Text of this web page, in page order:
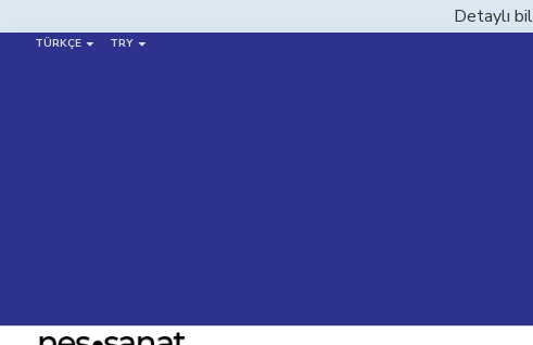
Detaylı
TÜRKÇE TRY